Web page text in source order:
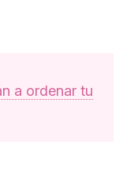
a ordenar tu